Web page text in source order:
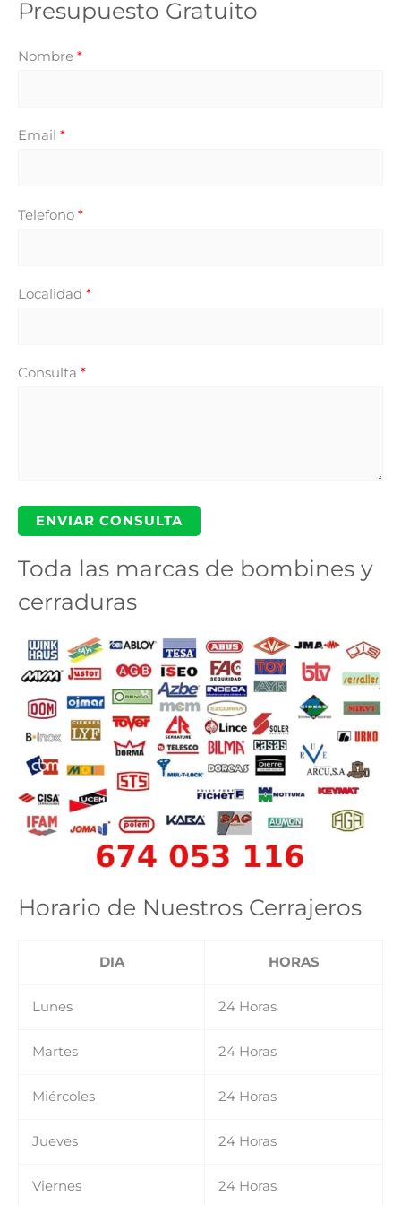
Presupuesto Gratuito
Nombre *
Email *
Telefono *
Localidad *
Consulta *
Toda las marcas de bombines y
cerraduras
Horario de Nuestros Cerrajeros
DIA HORAS
Lunes 24 Horas
Martes 24 Horas
Miércoles 24 Horas
Jueves 24 Horas
Viernes 24 Horas
s